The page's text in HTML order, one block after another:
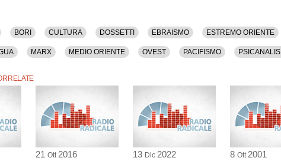
di questo dibatto ha una durata di 1 ora e 51 minuti.
BORI CULTURA DOSSETTI EBRAISMO ESTREMO ORIENTE
MARX MEDIO ORIENTE OVEST PACIFISMO PSICANALISI
21 Ott 2016 13 Dic 2022 8 Ott 2001